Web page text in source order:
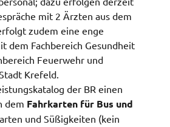
mit 2 Ärzten aus dem
zudem eine enge
dem Fachbereich Gesundheit
Feuerwehr und
Krefeld.
der BR einen
dem Fahrkarten für Bus und
und Süßigkeiten (kein